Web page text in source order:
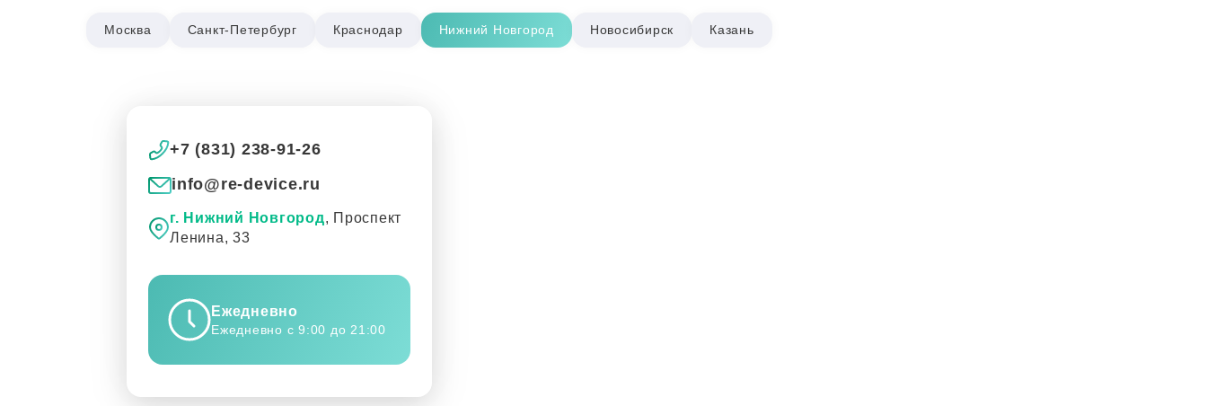
Москва Санкт-Петербург Краснодар Нижний Новгород Новосибирск Казань
+7 (831) 238-91-26
info@re-device.ru
г. Нижний Новгород, Проспект
Ленина, 33
Ежедневно
Ежедневно с 9:00 до 21:00